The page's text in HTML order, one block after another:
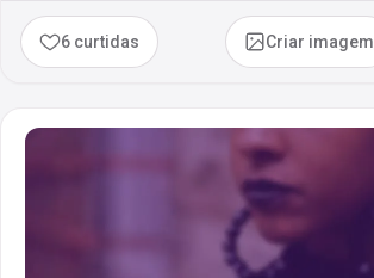
6 curtidas Criar imagem